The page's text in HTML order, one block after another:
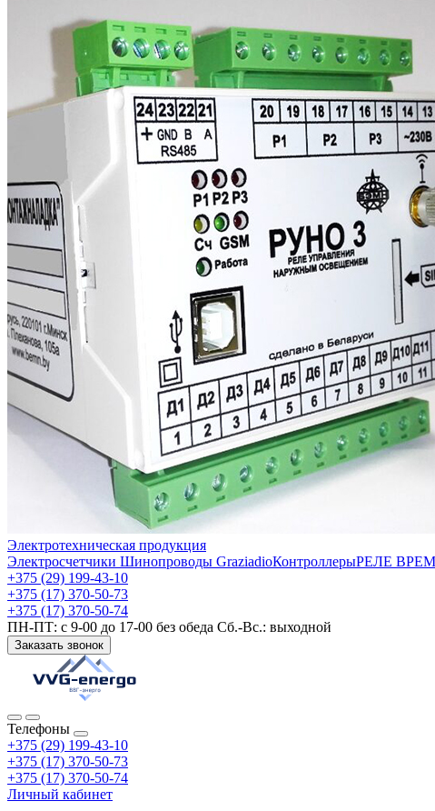
Электротехническая продукция
Электросчетчики Шинопроводы GraziadioКонтроллерыРЕЛЕ
+375 (29) 199-43-10
+375 (17) 370-50-73
+375 (17) 370-50-74
ПН-ПТ: с 9-00 до 17-00 без обеда Сб.-Вс.: выходной
Заказать звонок
Телефоны
+375 (29) 199-43-10
+375 (17) 370-50-73
+375 (17) 370-50-74
Личный кабинет